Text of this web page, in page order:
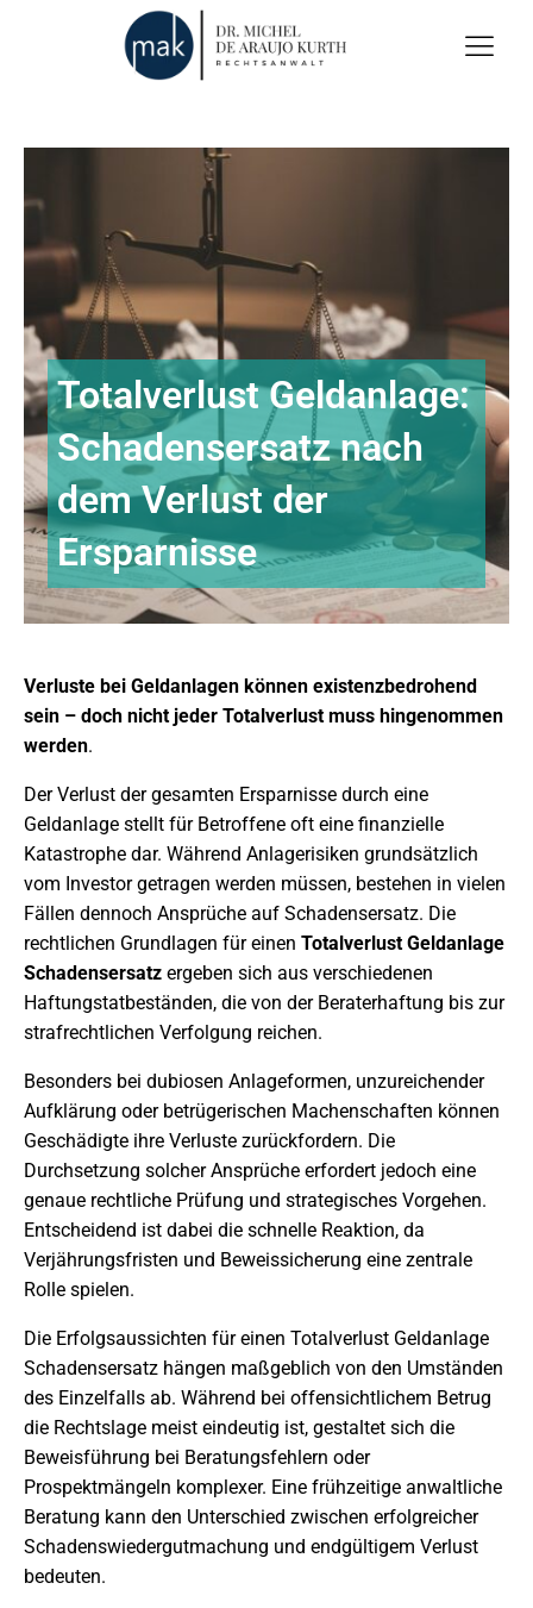
Totalverlust Geldanlage:
Schadensersatz nach
dem Verlust der
Ersparnisse
Verluste bei Geldanlagen können existenzbedrohend
sein – doch nicht jeder Totalverlust muss hingenommen
werden.
Der Verlust der gesamten Ersparnisse durch eine
Geldanlage stellt für Betroffene oft eine finanzielle
Katastrophe dar. Während Anlagerisiken grundsätzlich
vom Investor getragen werden müssen, bestehen in vielen
Fällen dennoch Ansprüche auf Schadensersatz. Die
rechtlichen Grundlagen für einen Totalverlust Geldanlage
Schadensersatz ergeben sich aus verschiedenen
Haftungstatbeständen, die von der Beraterhaftung bis zur
strafrechtlichen Verfolgung reichen.
Besonders bei dubiosen Anlageformen, unzureichender
Aufklärung oder betrügerischen Machenschaften können
Geschädigte ihre Verluste zurückfordern. Die
Durchsetzung solcher Ansprüche erfordert jedoch eine
genaue rechtliche Prüfung und strategisches Vorgehen.
Entscheidend ist dabei die schnelle Reaktion, da
Verjährungsfristen und Beweissicherung eine zentrale
Rolle spielen.
Die Erfolgsaussichten für einen Totalverlust Geldanlage
Schadensersatz hängen maßgeblich von den Umständen
des Einzelfalls ab. Während bei offensichtlichem Betrug
die Rechtslage meist eindeutig ist, gestaltet sich die
Beweisführung bei Beratungsfehlern oder
Prospektmängeln komplexer. Eine frühzeitige anwaltliche
Beratung kann den Unterschied zwischen erfolgreicher
Schadenswiedergutmachung und endgültigem Verlust
bedeuten.